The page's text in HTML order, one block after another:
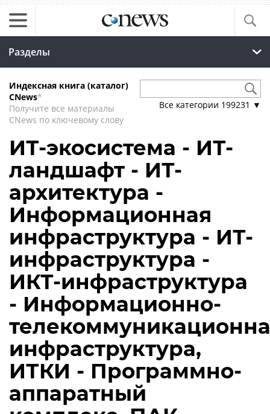
Разделы
Индексная книга (каталог)
CNews*
Получите все материалы
CNews по ключевому слову
Все категории 199231 ▼
ИТ-экосистема - ИТ-
ландшафт - ИТ-
архитектура -
Информационная
инфраструктура - ИТ-
инфраструктура -
ИКТ-инфраструктура
- Информационно-
инфраструктура,
ИТКИ - Программно-
аппаратный